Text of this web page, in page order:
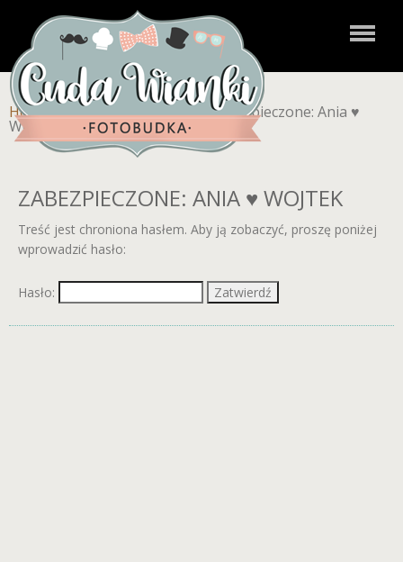
Home»Zdjęcia dla klientów»Zabezpieczone: Ania ♥
Wojtek
ZABEZPIECZONE: ANIA ♥ WOJTEK
Treść jest chroniona hasłem. Aby ją zobaczyć, proszę poniżej
wprowadzić hasło:
Hasło: